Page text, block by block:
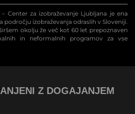
Center za izobraževanje Ljubljana je ena
področju izobraževanja odraslih v Sloveniji.
okolju že več kot 60 let prepoznaven
in neformalnih programov za vse
Z DOGAJANJEM